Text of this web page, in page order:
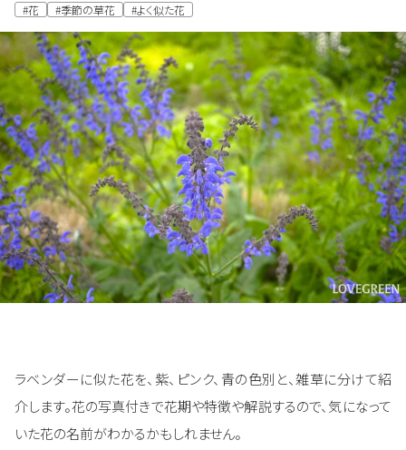
#花
#季節の草花 #よく似た花
ラベンダーに似た花を、紫、ピンク、青の色別と、雑草に分けて紹
介します。花の写真付きで花期や特徴や解説するので、気になって
いた花の名前がわかるかもしれません。